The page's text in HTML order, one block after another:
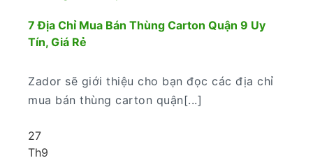
7 Địa Chỉ Mua Bán Thùng Carton Quận 9 Uy
Tín, Giá Rẻ
Zador sẽ giới thiệu cho bạn đọc các địa chỉ
mua bán thùng carton quận[...]
27
Th9